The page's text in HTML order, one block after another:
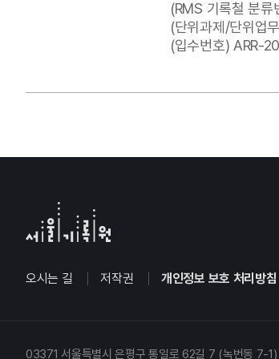
(RMS 기록철 분
(단위과제/단위업
(입수번호) ARR-
오시는 길 저작권 개인정보 보호 처리방침
03371 서울특별시 은평구 통일로 62길 7 (녹번동